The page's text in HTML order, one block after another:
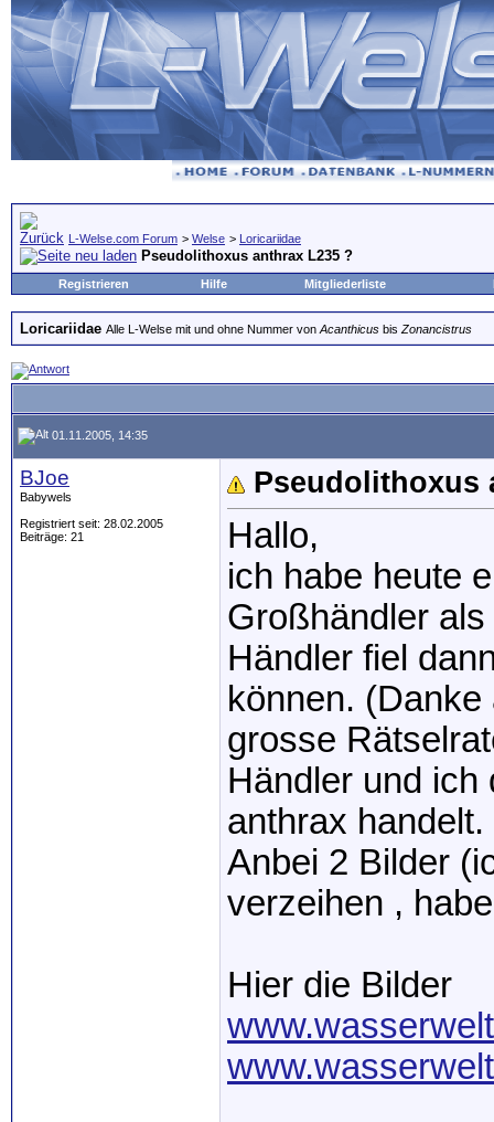
L-Welse.com Forum > Welse > Loricariidae
Pseudolithoxus anthrax L235 ?
Registrieren Hilfe Mitgliederliste
Loricariidae Alle L-Welse mit und ohne Nummer von Acanthicus bis Zonancistrus
01.11.2005, 14:35
BJoe
Babywels
Registriert seit: 28.02.2005
Beiträge: 21
Pseudolithoxus
Hallo,
ich habe heute
Großhändler
Händler fiel
können.
grosse
Händler und
anthrax handelt.
Anbei 2 Bilder
verzeihen ,
Hier die Bilder